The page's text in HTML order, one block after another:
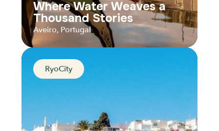
Where Water Weaves a
Thousand Stories
Aveiro, Portugal
Thousand Stories
Aveiro, Portugal
RyoCity